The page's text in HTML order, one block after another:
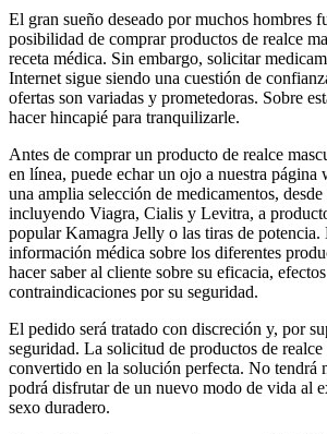
El gran sueño deseado por muchos hombres
posibilidad de comprar productos de realce
receta médica. Sin embargo, solicitar
Internet sigue siendo una cuestión de
ofertas son variadas y prometedoras. Sobre
hacer hincapié para tranquilizarle.
Antes de comprar un producto de realce
en línea, puede echar un ojo a nuestra página
una amplia selección de medicamentos,
incluyendo Viagra, Cialis y Levitra, a
popular Kamagra Jelly o las tiras de
información médica sobre los diferentes
hacer saber al cliente sobre su eficacia,
contraindicaciones por su seguridad.
El pedido será tratado con discreción y, por
seguridad. La solicitud de productos de realce
convertido en la solución perfecta. No tendrá
podrá disfrutar de un nuevo modo de vida al
sexo duradero.